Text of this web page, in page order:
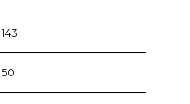
143
50